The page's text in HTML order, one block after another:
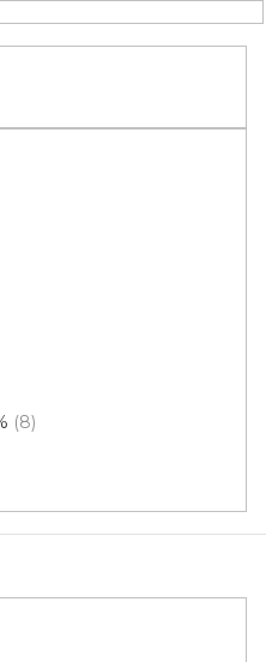
NÁKUPNÍ
Dekor -
Cedr
8